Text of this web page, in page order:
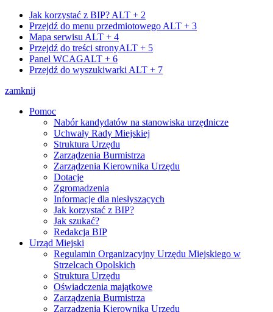
Jak korzystać z BIP? ALT + 2
Przejdź do menu przedmiotowego ALT + 3
Mapa serwisu ALT + 4
Przejdź do treści stronyALT + 5
Panel WCAGALT + 6
Przejdź do wyszukiwarki ALT + 7
zamknij
Pomoc
Nabór kandydatów na stanowiska urzędnicze
Uchwały Rady Miejskiej
Struktura Urzędu
Zarządzenia Burmistrza
Zarządzenia Kierownika Urzędu
Dotacje
Zgromadzenia
Informacje dla niesłyszących
Jak korzystać z BIP?
Jak szukać?
Redakcja BIP
Urząd Miejski
Regulamin Organizacyjny Urzędu Miejskiego w
Strzelcach Opolskich
Struktura Urzędu
Oświadczenia majątkowe
Zarządzenia Burmistrza
Zarządzenia Kierownika Urzędu